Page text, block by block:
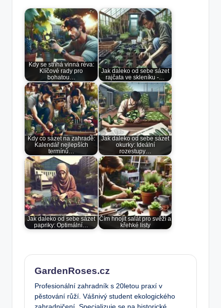
Kdy se stříhá vinná réva:
Klíčové rady pro
bohatou…
Jak daleko od sebe sázet
rajčata ve skleníku -…
Kdy co sázet na zahradě:
Kalendář nejlepších
termínů…
Jak daleko od sebe sázet
okurky: Ideální
rozestupy…
Jak daleko od sebe sázet
papriky: Optimální…
Čím hnojit salát pro svěží a
křehké listy
GardenRoses.cz
Profesionální zahradník s 20letou praxí v
pěstování růží. Vášnivý student ekologického